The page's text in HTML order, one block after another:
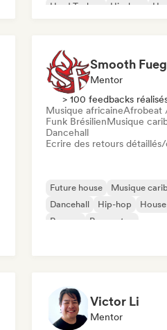
Hard Techno
Hip-hop
Smooth
Mentor
> 100 feedbacks
Musique africaineAfrobeat
Funk BrésilienMusique
Dancehall
Ecrire des retours
Future house
Musique
Dancehall
Hip-hop
Reggae
Reggaeton
Victor Li
Mentor